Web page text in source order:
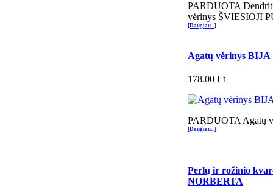
PARDUOTA
vėrinys ŠVIESIOJI
[Daugiau...]
Agatų vėrinys BIJA
178.00 Lt
PARDUOTA Agatų
[Daugiau...]
Perlų ir rožinio
NORBERTA